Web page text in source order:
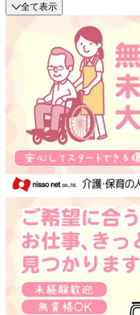
全て表示